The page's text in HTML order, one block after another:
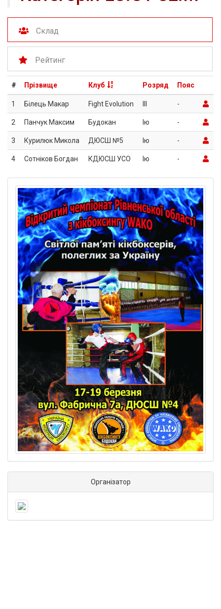
Склад
Рейтинг
# Прізвище Клуб Розряд Пояс
1 Білець Макар Fight Evolution -
2 Панчук Максим Будокан Iю -
3 Курилюк Микола ДЮСШ №5 Iю -
4 Сотніков Богдан КДЮСШ УСО Iю -
Організатор